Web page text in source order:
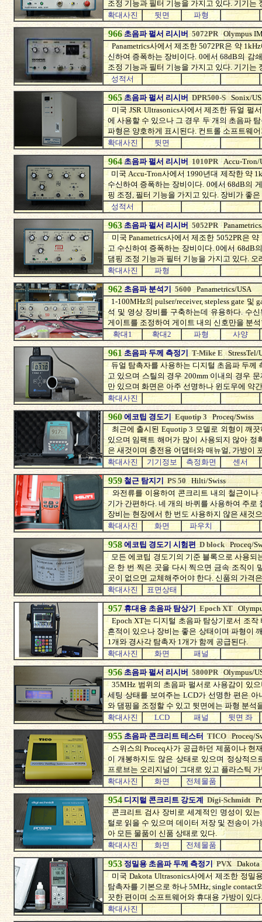
조정 기능과 필터 기능을 가지고 있다. 기기는
확대사진
뒷면 파형
966 초음파 펄서 리시버 5072PR Olympus
Panametrics사에서 제조한 5072PR은 약
신하여 증폭하는 장비이다. 0에서 68dB의 감
조정 기능과 필터 기능을 가지고 있다. 기기는
성적서
965 초음파 펄서 리시버 DPR500-S Sonix/
미국 JSR Ultrasonics사에서 제조한 듀얼 펄
에 사용할 수 있으나 그 경우 두 개의 초음파
파형은 양호하게 표시된다. 컨트롤 소프트웨
확대사진
뒷면
964 초음파 펄서 리시버 1010PR Accu-Tron/
미국 Accu-Tron사에서 1990년대 제작한 약
수신하여 증폭하는 장비이다. 0에서 68dB의
핑 조정, 필터 기능을 가지고 있다. 장비가 좋
성적서
963 초음파 펄서 리시버 5052PR
미국 Panametrics사에서 제조한 5052PR은
고 수신하여 증폭하는 장비이다. 0에서 68dB
댐핑 조정 기능과 필터 기능을 가지고 있다.
확대사진
파형
962 초음파 분석기 5600 Panametrics/USA
1-100MHz의 pulser/receiver, stepless gate 및
석 및 영상 장비를 구축하는데 유용하다. 수
게이트를 조정하여 게이트 내의 신호만을 분
확대1
확대2 파형 사양
961 초음파 두께 측정기 T-Mike E StressTel/
듀얼 탐촉자를 사용하는 디지털 초음파 두께
고 있으며 스틸의 경우 200mm 이내의 경우
만 있으며 화면은 아주 선명하나 윈도우에 약
확대사진
960 에코팁 경도기 Equotip 3
Proceq/Swiss
최근에 출시된 Equotip 3 모델로 외형이 깨
있으며 임팩트 해머가 많이 사용되지 않아
은 새것이며 충전용 어댑터와 매뉴얼, 가방이
확대사진
기기정보 측정화면 센서
959 철근 탐지기 PS 50
Hilti/Swiss
와전류를 이용하여 콘크리트 내의 철근이나
기가 간편하다. 네 개의 바퀴를 사용하여 주
장비는 현장에서 한 번도 사용하지 않은 새것
확대사진
화면 파우치
958 에코팁 경도기 시험편D block Proceq/
모든 에코팁 경도기의 기준 블록으로 사용되
은 한 번 찍은 곳을 다시 찍으면 금속 조직이
곳이 없으면 교체해주어야 한다. 신품의 가격
확대사진
표면상태
957 휴대용 초음파 탐상기Epoch XT
Epoch XT는 디지털 초음파 탐상기로서 조작
흔적이 있으나 장비는 좋은 상태이며 파형이
1개와 경사각 탐촉자 1개가 함께 공급된다.
확대사진
화면 패널
956 초음파 펄서 리시버 5800PR Olympus/
35MHz 범위의 초음파 펄서로 사용감이 있
세팅 상태를 보여주는 LCD가 선명한 편은
와 댐핑을 조정할 수 있고 뒷면에는 파형 분석
확대사진
LCD 패널 뒷면 좌
955 초음파 콘크리트 테스터TICO Proceq/
스위스의 Proceq사가 공급하던 제품이나 현
이 개봉하지도 않은 상태로 있으며 정상적으
프로브는 오리지널이 그대로 있고 플라스틱
확대사진
화면 전체물품
954 디지털 콘크리트 강도계Digi-Schmidt
콘크리트 검사 장비로 세계적인 명성이 있는
털로 읽을 수 있으며 데이터 저장 및 전송이
아 모든 물품이 신품 상태로 있다.
확대사진
화면 전체물품
953 정밀용 초음파 두께 측정기PVX Dakota
미국 Dakota Ultrasonics사에서 제조한 정밀
탐촉자를 기본으로 하나 5MHz, single
끗한 편이며 소프트웨어와 휴대용 가방이 있
확대사진